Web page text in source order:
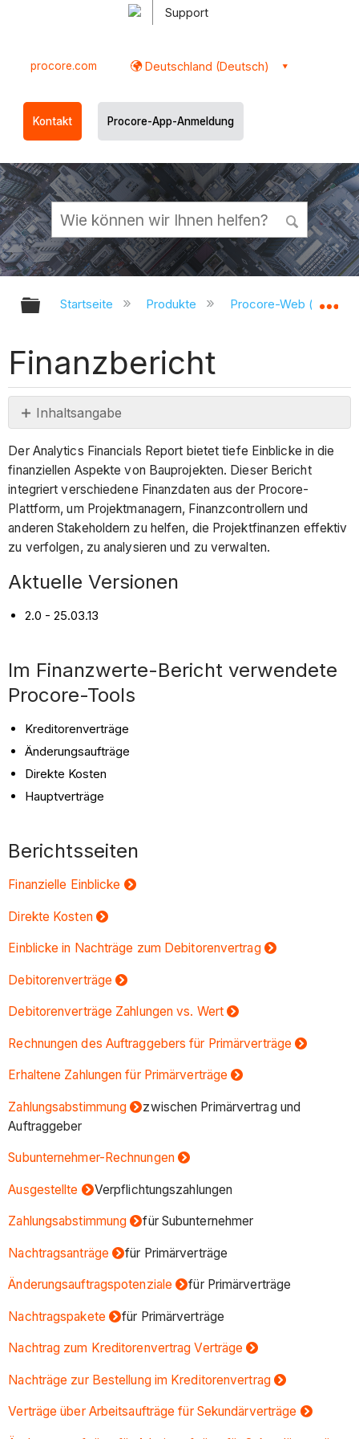
Support
procore.com Deutschland (Deutsch)
Kontakt Procore-App-Anmeldung
Globale Hierarchie auf- und
Startseite Produkte Procore-Web
Finanzbericht
Inhaltsangabe
Versionen
Im
Finanzwerte-
Bericht
verwendete
Procore-
Tools
Der Analytics Financials Report bietet tiefe Einblicke in die
finanziellen Aspekte von Bauprojekten. Dieser Bericht
integriert verschiedene Finanzdaten aus der Procore-
Plattform, um Projektmanagern, Finanzcontrollern und
anderen Stakeholdern zu helfen, die Projektfinanzen effektiv
zu verfolgen, zu analysieren und zu verwalten.
Aktuelle Versionen
2.0 - 25.03.13
Im Finanzwerte-Bericht verwendete
Procore-Tools
Kreditorenverträge
Änderungsaufträge
Direkte Kosten
Hauptverträge
Berichtsseiten
Finanzielle Einblicke
Direkte Kosten
Einblicke in Nachträge zum Debitorenvertrag
Debitorenverträge
Debitorenverträge Zahlungen vs. Wert
Rechnungen des Auftraggebers für Primärverträge
Erhaltene Zahlungen für Primärverträge
Zahlungsabstimmung
zwischen Primärvertrag und
Auftraggeber
Subunternehmer-Rechnungen
Ausgestellte Verpflichtungszahlungen
Zahlungsabstimmung für Subunternehmer
Nachtragsanträge für Primärverträge
Änderungsauftragspotenziale für Primärverträge
Nachtragspakete für Primärverträge
Nachtrag zum Kreditorenvertrag Verträge
Nachträge zur Bestellung im Kreditorenvertrag
Verträge über Arbeitsaufträge für Sekundärverträge